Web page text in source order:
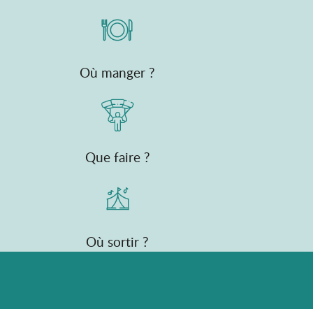
Où manger ?
Que faire ?
Où sortir ?